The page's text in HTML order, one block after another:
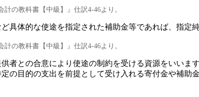
の教科書【中級】』仕訳4-46より。
具体的な使途を指定された補助金等であれば、指定
の教科書【中級】』仕訳4-46より。
者との合意により使途の制約を受ける資源をいい
の目的の支出を前提として受け入れる寄付金や補